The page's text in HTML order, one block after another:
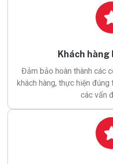
Khách
Đảm bảo hoàn thành các
khách hàng, thực hiện
các vấn